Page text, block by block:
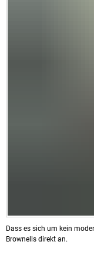
Dass es sich um kein
Brownells direkt an.